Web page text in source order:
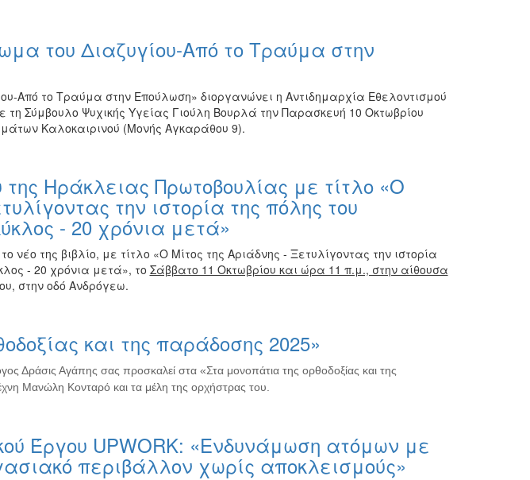
του Διαζυγίου-Από το Τραύμα στην
Από το Τραύμα στην Επούλωση» διοργανώνει η Αντιδημαρχία Εθελοντισμού
Σύμβουλο Ψυχικής Υγείας Γιούλη Βουρλά την Παρασκευή 10 Οκτωβρίου
Καλοκαιρινού (Μονής Αγκαράθου 9).
της Ηράκλειας Πρωτοβουλίας με τίτλο «Ο
την ιστορία της πόλης του
- 20 χρόνια μετά»
της βιβλίο, με τίτλο «Ο Μίτος της Αριάδνης - Ξετυλίγοντας την ιστορία
- 20 χρόνια μετά», το Σάββατο 11 Οκτωβρίου και ώρα 11 π.μ., στην αίθουσα
στην οδό Ανδρόγεω.
και της παράδοσης 2025»
Δράσις Αγάπης σας προσκαλεί στα «Στα μονοπάτια της ορθοδοξίας και της
Μανώλη Κονταρό και τα μέλη της ορχήστρας του.
Έργου UPWORK: «Ενδυνάμωση ατόμων με
περιβάλλον χωρίς αποκλεισμούς»